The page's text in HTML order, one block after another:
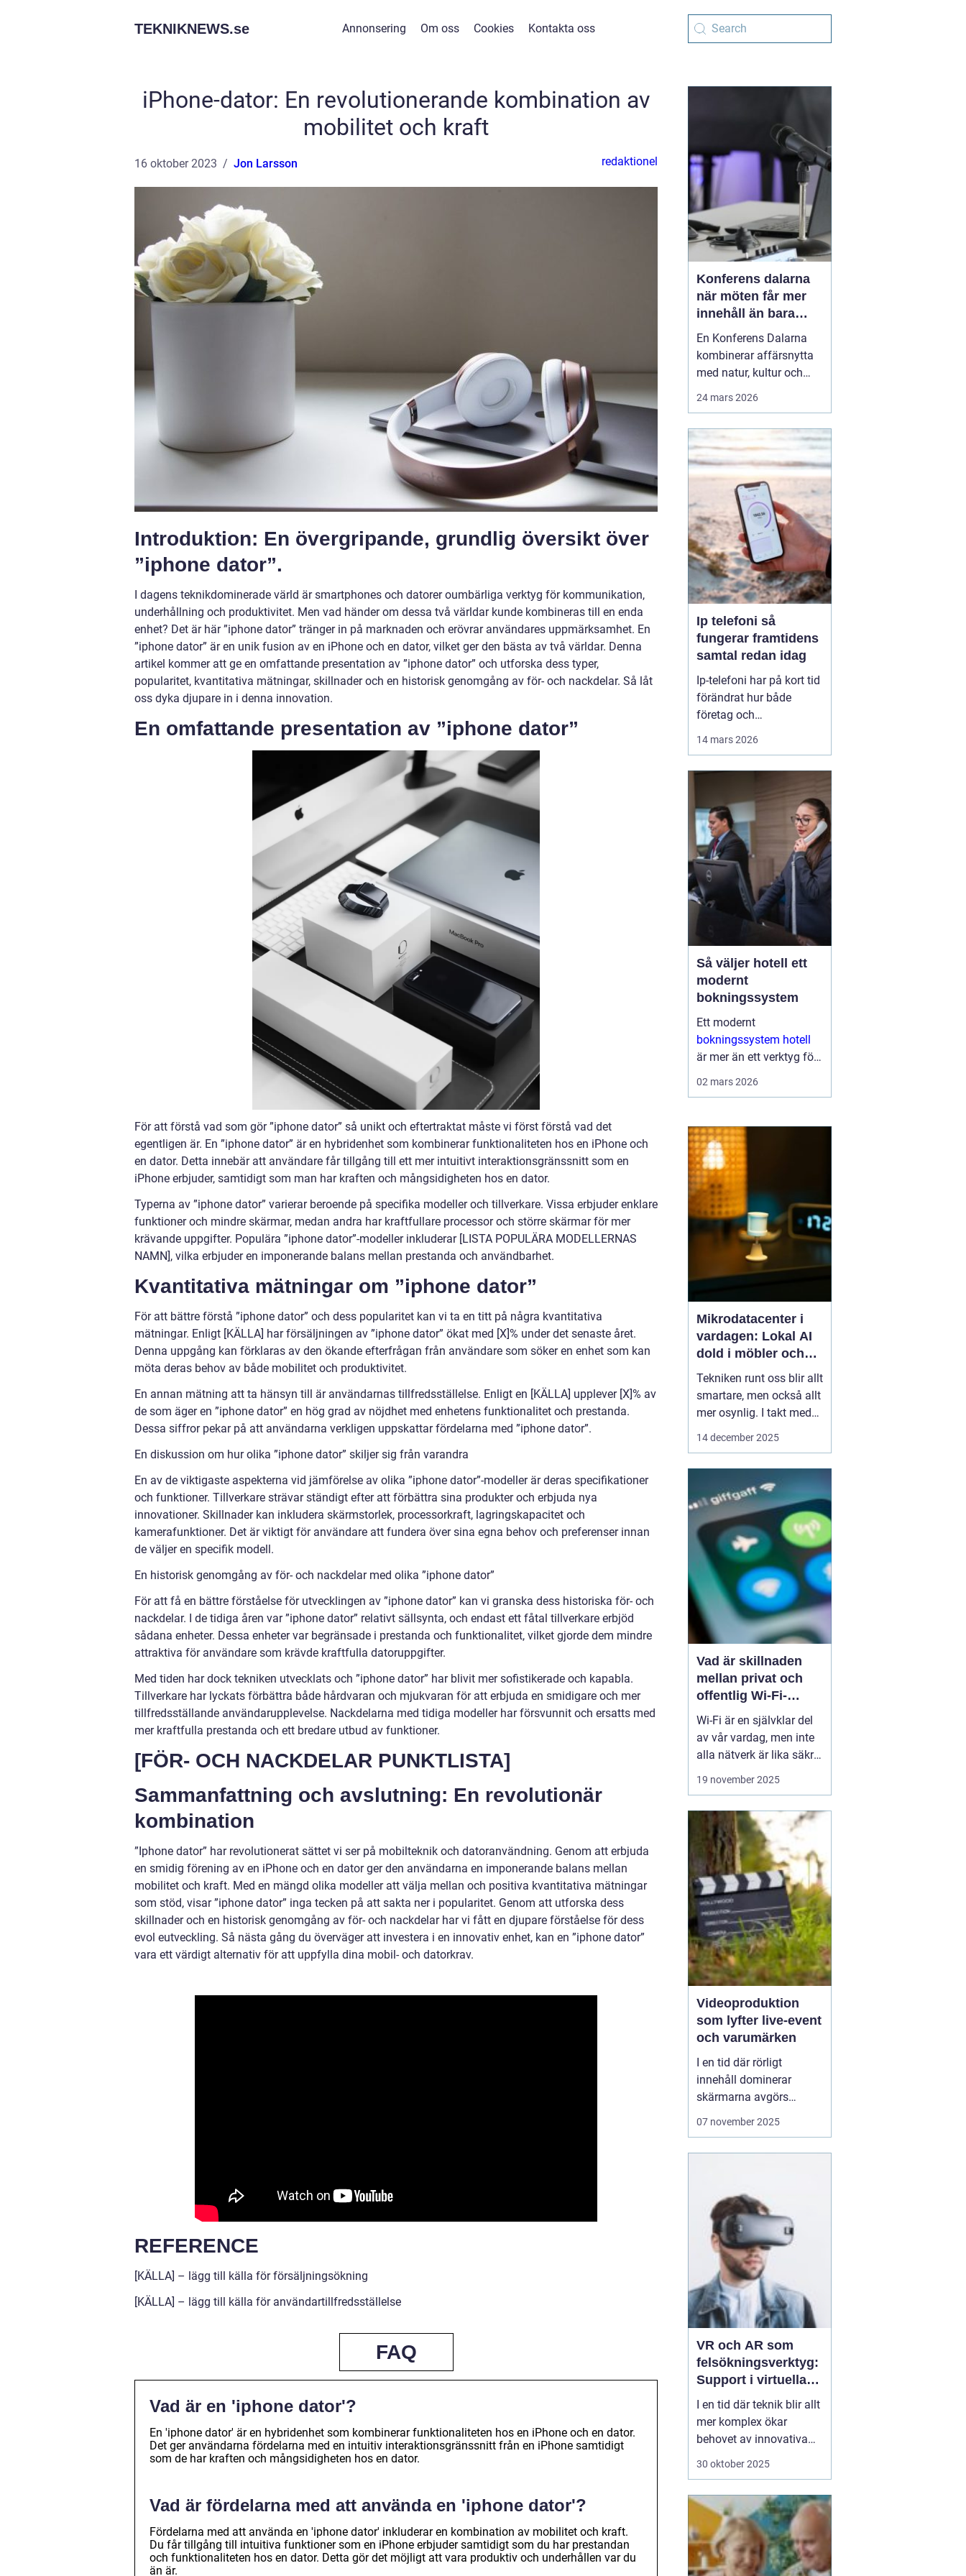
TEKNIKNEWS.se Annonsering Om oss Cookies Kontakta oss
iPhone-dator: En revolutionerande kombination av
mobilitet och kraft
16 oktober 2023 Jon Larsson redaktionel
Introduktion: En övergripande, grundlig översikt över
”iphone dator”.
I dagens teknikdominerade värld är smartphones och datorer oumbärliga verktyg för kommunikation,
underhållning och produktivitet. Men vad händer om dessa två världar kunde kombineras till en enda
enhet? Det är här ”iphone dator” tränger in på marknaden och erövrar användares uppmärksamhet. En
”iphone dator” är en unik fusion av en iPhone och en dator, vilket ger den bästa av två världar. Denna
artikel kommer att ge en omfattande presentation av ”iphone dator” och utforska dess typer,
popularitet, kvantitativa mätningar, skillnader och en historisk genomgång av för- och nackdelar. Så låt
oss dyka djupare in i denna innovation.
En omfattande presentation av ”iphone dator”
För att förstå vad som gör ”iphone dator” så unikt och eftertraktat måste vi först förstå vad det
egentligen är. En ”iphone dator” är en hybridenhet som kombinerar funktionaliteten hos en iPhone och
en dator. Detta innebär att användare får tillgång till ett mer intuitivt interaktionsgränssnitt som en
iPhone erbjuder, samtidigt som man har kraften och mångsidigheten hos en dator.
Typerna av ”iphone dator” varierar beroende på specifika modeller och tillverkare. Vissa erbjuder enklare
funktioner och mindre skärmar, medan andra har kraftfullare processor och större skärmar för mer
krävande uppgifter. Populära ”iphone dator”-modeller inkluderar [LISTA POPULÄRA MODELLERNAS
NAMN], vilka erbjuder en imponerande balans mellan prestanda och användbarhet.
Kvantitativa mätningar om ”iphone dator”
För att bättre förstå ”iphone dator” och dess popularitet kan vi ta en titt på några kvantitativa
mätningar. Enligt [KÄLLA] har försäljningen av ”iphone dator” ökat med [X]% under det senaste året.
Denna uppgång kan förklaras av den ökande efterfrågan från användare som söker en enhet som kan
möta deras behov av både mobilitet och produktivitet.
En annan mätning att ta hänsyn till är användarnas tillfredsställelse. Enligt en [KÄLLA] upplever [X]% av
de som äger en ”iphone dator” en hög grad av nöjdhet med enhetens funktionalitet och prestanda.
Dessa siffror pekar på att användarna verkligen uppskattar fördelarna med ”iphone dator”.
En diskussion om hur olika ”iphone dator” skiljer sig från varandra
En av de viktigaste aspekterna vid jämförelse av olika ”iphone dator”-modeller är deras specifikationer
och funktioner. Tillverkare strävar ständigt efter att förbättra sina produkter och erbjuda nya
innovationer. Skillnader kan inkludera skärmstorlek, processorkraft, lagringskapacitet och
kamerafunktioner. Det är viktigt för användare att fundera över sina egna behov och preferenser innan
de väljer en specifik modell.
En historisk genomgång av för- och nackdelar med olika ”iphone dator”
För att få en bättre förståelse för utvecklingen av ”iphone dator” kan vi granska dess historiska för- och
nackdelar. I de tidiga åren var ”iphone dator” relativt sällsynta, och endast ett fåtal tillverkare erbjöd
sådana enheter. Dessa enheter var begränsade i prestanda och funktionalitet, vilket gjorde dem mindre
attraktiva för användare som krävde kraftfulla datoruppgifter.
Med tiden har dock tekniken utvecklats och ”iphone dator” har blivit mer sofistikerade och kapabla.
Tillverkare har lyckats förbättra både hårdvaran och mjukvaran för att erbjuda en smidigare och mer
tillfredsställande användarupplevelse. Nackdelarna med tidiga modeller har försvunnit och ersatts med
mer kraftfulla prestanda och ett bredare utbud av funktioner.
[FÖR- OCH NACKDELAR PUNKTLISTA]
Sammanfattning och avslutning: En revolutionär
kombination
”Iphone dator” har revolutionerat sättet vi ser på mobilteknik och datoranvändning. Genom att erbjuda
en smidig förening av en iPhone och en dator ger den användarna en imponerande balans mellan
mobilitet och kraft. Med en mängd olika modeller att välja mellan och positiva kvantitativa mätningar
som stöd, visar ”iphone dator” inga tecken på att sakta ner i popularitet. Genom att utforska dess
skillnader och en historisk genomgång av för- och nackdelar har vi fått en djupare förståelse för dess
evol eutveckling. Så nästa gång du överväger att investera i en innovativ enhet, kan en ”iphone dator”
vara ett värdigt alternativ för att uppfylla dina mobil- och datorkrav.
REFERENCE
[KÄLLA] – lägg till källa för försäljningsökning
[KÄLLA] – lägg till källa för användartillfredsställelse
FAQ
Vad är en 'iphone dator'?
En 'iphone dator' är en hybridenhet som kombinerar funktionaliteten hos en iPhone och en dator.
Det ger användarna fördelarna med en intuitiv interaktionsgränssnitt från en iPhone samtidigt
som de har kraften och mångsidigheten hos en dator.
Vad är fördelarna med att använda en 'iphone dator'?
Fördelarna med att använda en 'iphone dator' inkluderar en kombination av mobilitet och kraft.
Du får tillgång till intuitiva funktioner som en iPhone erbjuder samtidigt som du har prestandan
och funktionaliteten hos en dator. Detta gör det möjligt att vara produktiv och underhållen var du
än är.
Konferens dalarna
när möten får mer
innehåll än bara
agendan
En Konferens Dalarna
kombinerar affärsnytta
med natur, kultur och
Regionen lockar med
kort restid från
storstäderna, tydlig
årstidskänsla, stark lokal
matkultur och en miljö
som gör det lättare fö...
24 mars 2026
Ip telefoni så
fungerar framtidens
samtal redan idag
Ip-telefoni har på kort tid
förändrat hur både
företag och
går samtalen via
internet. Kostnaderna
sjunker, flexibiliteten
ökar och möjligheterna
att bygga ...
14 mars 2026
Så väljer hotell ett
modernt
bokningssystem
Ett modernt
bokningssystem hotell
är mer än ett verktyg för
verksamheten. Här
hanteras bokningar,
incheckning, betalningar,
gäs...
02 mars 2026
Mikrodatacenter i
vardagen: Lokal AI
dold i möbler och
lampor
Tekniken runt oss blir allt
smartare, men också allt
mer osynlig. I takt med
att lokal AI flyttar från
förändras hur vi tänker
kring beräkning,
integritet och k...
14 december 2025
Vad är skillnaden
mellan privat och
offentlig Wi-Fi-
säkerhet?
Wi-Fi är en självklar del
av vår vardag, men inte
alla nätverk är lika säkra.
Privata nätverk hemma
över vilka som får
ansluta, medan
offentliga Wi-Fi-nät...
19 november 2025
Videoproduktion
som lyfter live-event
och varumärken
I en tid där rörligt
innehåll dominerar
skärmarna avgörs
mycket av kvaliteten på
tydligt och minnesvä...
07 november 2025
VR och AR som
felsökningsverktyg:
Support i virtuella
miljöer
I en tid där teknik blir allt
mer komplex ökar
behovet av innovativa
sätt att ge support. VR
erbjuder nya möjligheter
för felsökning, där
supportpersonal...
30 oktober 2025